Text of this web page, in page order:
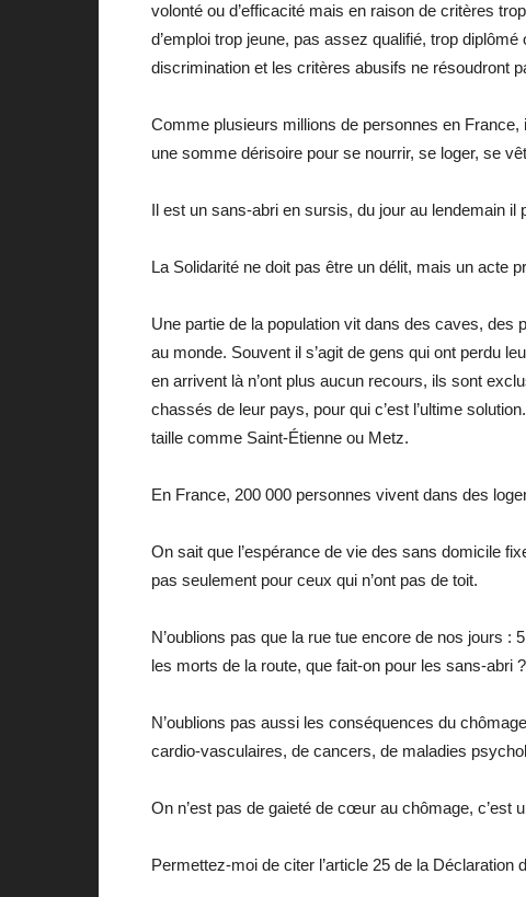
volonté ou d’efficacité mais en raison de critères
d’emploi trop jeune, pas assez qualifié, trop
discrimination et les critères abusifs ne résoudront
Comme plusieurs millions de personnes en
une somme dérisoire pour se nourrir, se loger, se
Il est un sans-abri en sursis, du jour au lendemain il
La Solidarité ne doit pas être un délit, mais un acte
Une partie de la population vit dans des caves,
au monde. Souvent il s’agit de gens qui ont perdu
en arrivent là n’ont plus aucun recours, ils sont
chassés de leur pays, pour qui c’est l’ultime
taille comme Saint-Étienne ou Metz.
En France, 200 000 personnes vivent dans des
On sait que l’espérance de vie des sans domicile
pas seulement pour ceux qui n’ont pas de toit.
N’oublions pas que la rue tue encore de nos jours :
les morts de la route, que fait-on pour les sans-abri ?
N’oublions pas aussi les conséquences du
cardio-vasculaires, de cancers, de maladies
On n’est pas de gaieté de cœur au chômage, c’est
Permettez-moi de citer l’article 25 de la Déclaration